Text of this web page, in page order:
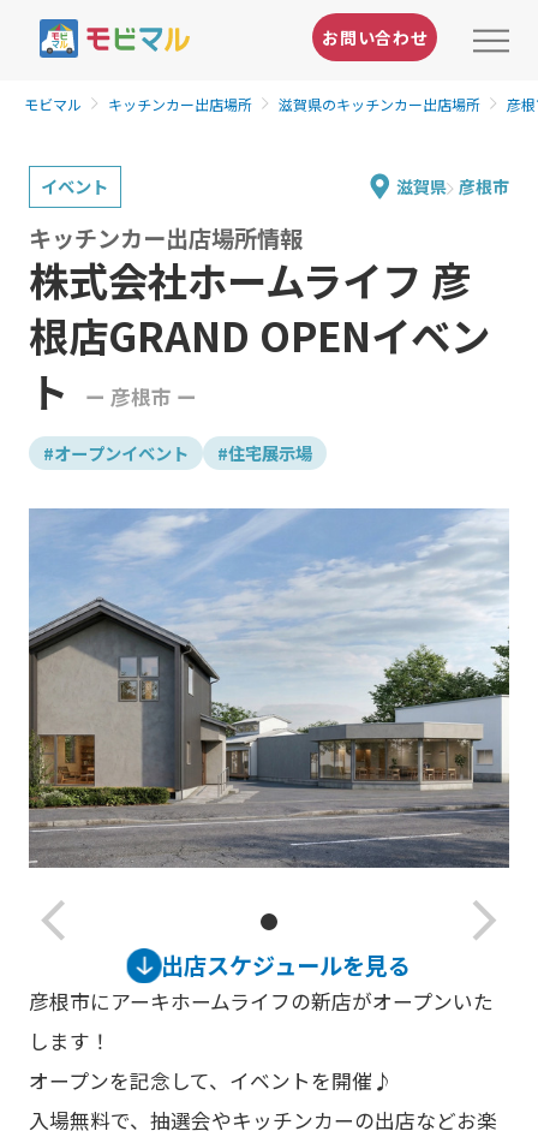
お問い合わせ
モビマル キッチンカー出店場所 滋賀県のキッチンカー出店場所 彦
イベント 滋賀県 彦根市
株式会社ホームライフ 彦
根店GRAND OPENイベン
ト
ー 彦根市 ー
キッチンカー出店場所情報
#オープンイベント #住宅展示場
arrow_back_ios_new arrow_forward_ios
出店スケジュールを見る
彦根市にアーキホームライフの新店がオープンいた
します！
オープンを記念して、イベントを開催♪
入場無料で、抽選会やキッチンカーの出店などお楽